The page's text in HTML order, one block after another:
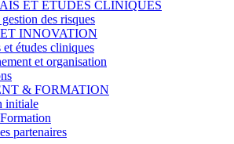
ET ÉTUDES CLINIQUES
des risques
INNOVATION
et études cliniques
et organisation
& FORMATION
initiale
partenaires